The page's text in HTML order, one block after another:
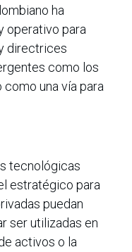
ha
operativo para
directrices
como los
una vía para
tecnológicas
estratégico para
puedan
ser utilizadas en
activos o la